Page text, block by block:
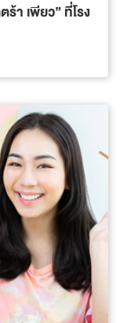
า เพียว” ที่โรง